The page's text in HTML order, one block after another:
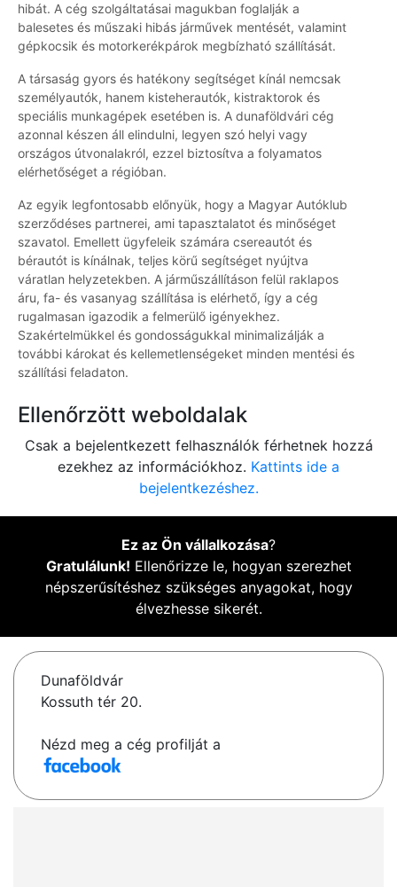
hibát. A cég szolgáltatásai magukban foglalják a
balesetes és műszaki hibás járművek mentését, valamint
gépkocsik és motorkerékpárok megbízható szállítását.
A társaság gyors és hatékony segítséget kínál nemcsak
személyautók, hanem kisteherautók, kistraktorok és
speciális munkagépek esetében is. A dunaföldvári cég
azonnal készen áll elindulni, legyen szó helyi vagy
országos útvonalakról, ezzel biztosítva a folyamatos
elérhetőséget a régióban.
Az egyik legfontosabb előnyük, hogy a Magyar Autóklub
szerződéses partnerei, ami tapasztalatot és minőséget
szavatol. Emellett ügyfeleik számára csereautót és
bérautót is kínálnak, teljes körű segítséget nyújtva
váratlan helyzetekben. A járműszállításon felül raklapos
áru, fa- és vasanyag szállítása is elérhető, így a cég
rugalmasan igazodik a felmerülő igényekhez.
Szakértelmükkel és gondosságukkal minimalizálják a
további károkat és kellemetlenségeket minden mentési és
szállítási feladaton.
Ellenőrzött weboldalak
Csak a bejelentkezett felhasználók férhetnek hozzá
ezekhez az információkhoz. Kattints ide a
bejelentkezéshez.
Ez az Ön vállalkozása?
Gratulálunk! Ellenőrizze le, hogyan szerezhet
népszerűsítéshez szükséges anyagokat, hogy
élvezhesse sikerét.
Dunaföldvár
Kossuth tér 20.
Nézd meg a cég profilját a